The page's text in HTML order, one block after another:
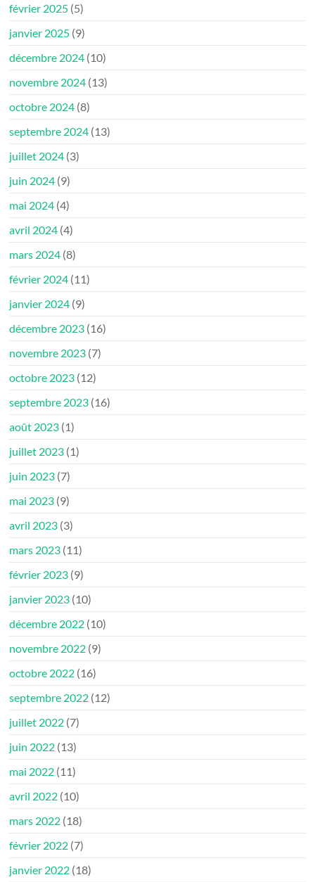
février 2025 (5)
janvier 2025 (9)
décembre 2024 (10)
novembre 2024 (13)
octobre 2024 (8)
septembre 2024 (13)
juillet 2024 (3)
juin 2024 (9)
mai 2024 (4)
avril 2024 (4)
mars 2024 (8)
février 2024 (11)
janvier 2024 (9)
décembre 2023 (16)
novembre 2023 (7)
octobre 2023 (12)
septembre 2023 (16)
août 2023 (1)
juillet 2023 (1)
juin 2023 (7)
mai 2023 (9)
avril 2023 (3)
mars 2023 (11)
février 2023 (9)
janvier 2023 (10)
décembre 2022 (10)
novembre 2022 (9)
octobre 2022 (16)
septembre 2022 (12)
juillet 2022 (7)
juin 2022 (13)
mai 2022 (11)
avril 2022 (10)
mars 2022 (18)
février 2022 (7)
janvier 2022 (18)